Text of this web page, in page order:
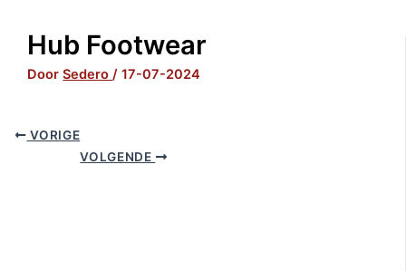
Hub Footwear
DoorSedero/17-07-2024
VORIGE
VOLGENDE